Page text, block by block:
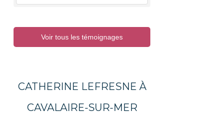
Voir tous les témoignages
CATHERINE LEFRESNE À
CAVALAIRE-SUR-MER